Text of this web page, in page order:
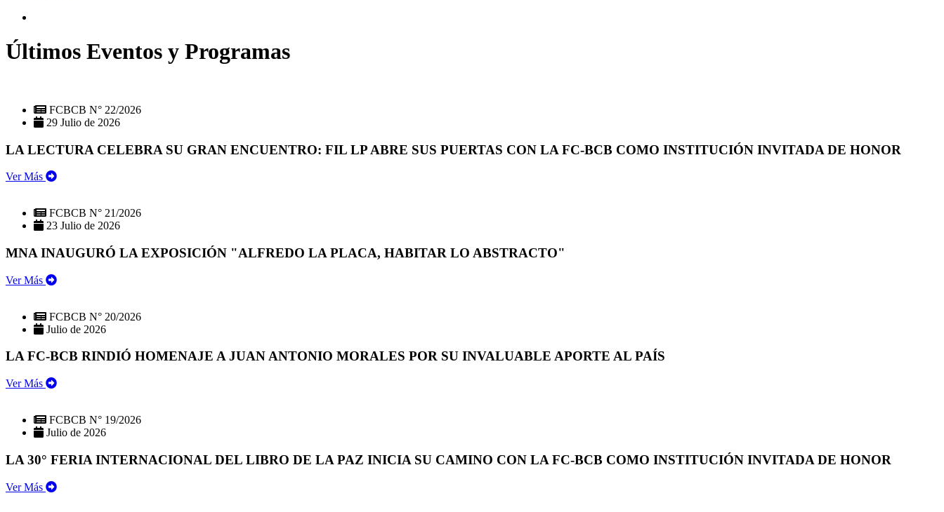
Últimos Eventos y Programas
FCBCB N° 22/2026
29 Julio de 2026
LA LECTURA CELEBRA SU GRAN ENCUENTRO: FIL LP ABRE SUS PUERTAS CON LA FC-BCB COMO INSTITUCIÓN INVITADA DE HONOR
Ver Más
FCBCB N° 21/2026
23 Julio de 2026
MNA INAUGURÓ LA EXPOSICIÓN "ALFREDO LA PLACA, HABITAR LO ABSTRACTO"
Ver Más
FCBCB N° 20/2026
Julio de 2026
LA FC-BCB RINDIÓ HOMENAJE A JUAN ANTONIO MORALES POR SU INVALUABLE APORTE AL PAÍS
Ver Más
FCBCB N° 19/2026
Julio de 2026
LA 30° FERIA INTERNACIONAL DEL LIBRO DE LA PAZ INICIA SU CAMINO CON LA FC-BCB COMO INSTITUCIÓN INVITADA DE HONOR
Ver Más